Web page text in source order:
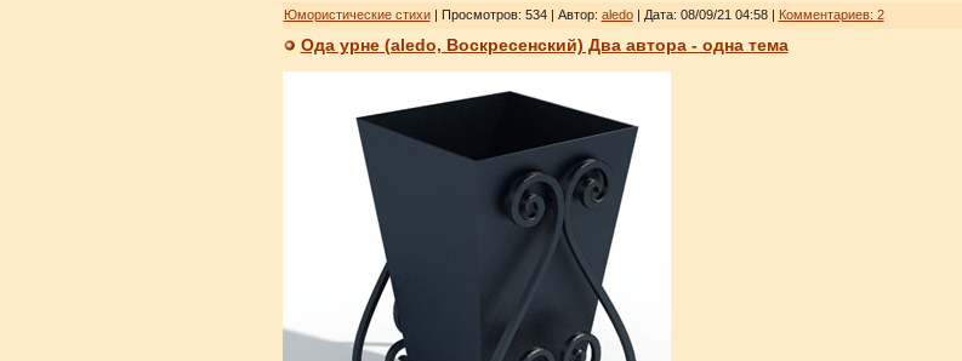
Юмористические стихи| Просмотров: 534 | Автор: aledo| Дата: 08/09/21 04:58| Комментариев: 2
Ода урне (aledo, Воскресенский) Два автора - одна тема